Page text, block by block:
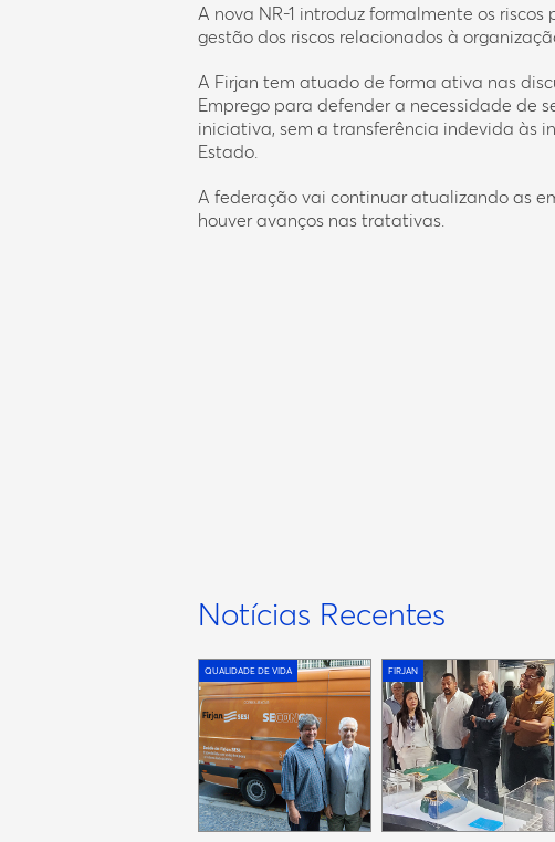
A nova NR-1 introduz formalmente os
gestão dos riscos relacionados à
A Firjan tem atuado de forma ativa nas
Emprego para defender a necessidade de
iniciativa, sem a transferência indevida às
Estado.
A federação vai continuar atualizando as
houver avanços nas tratativas.
Notícias Recentes
QUALIDADE DE VIDA FIRJAN